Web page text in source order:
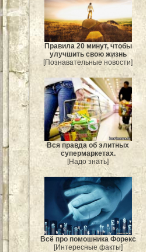
Правила 20 минут, чтобы
улучшить свою жизнь
[Познавательные новости]
Вся правда об элитных
супермаркетах.
[Надо знать]
Всё про помошника Форекс
[Интересные факты]